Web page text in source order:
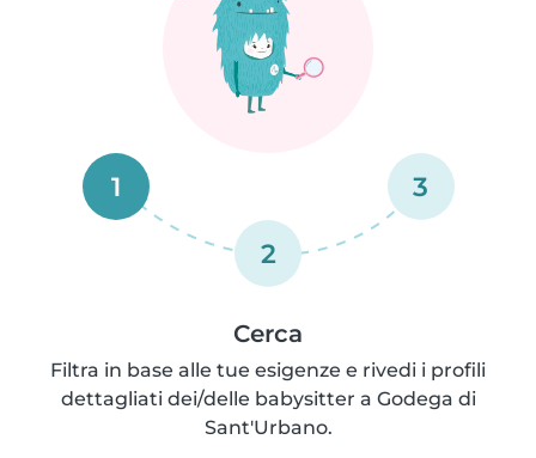
1
2
3
Cerca
Filtra in base alle tue esigenze e rivedi i profili
dettagliati dei/delle babysitter a Godega di
Sant'Urbano.